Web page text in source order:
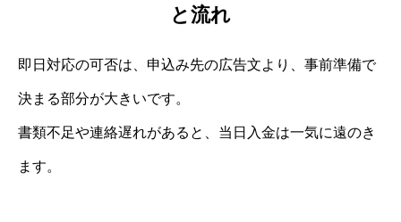
と流れ
即日対応の可否は、申込み先の広告文より、事前準備で
決まる部分が大きいです。
書類不足や連絡遅れがあると、当日入金は一気に遠のき
ます。